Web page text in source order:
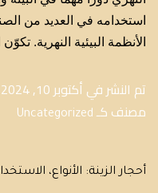
استخدامه في العديد من
الأنظمة البيئية النهرية.
تم النشر في أكتوبر 10, 2024
مصنف كـ Uncategorized
أحجار الزينة: الأنواع،